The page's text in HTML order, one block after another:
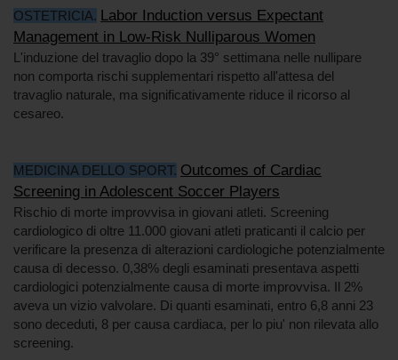
OSTETRICIA. Labor Induction versus Expectant
Management in Low-Risk Nulliparous Women
L'induzione del travaglio dopo la 39° settimana nelle nullipare
non comporta rischi supplementari rispetto all'attesa del
travaglio naturale, ma significativamente riduce il ricorso al
cesareo.
MEDICINA DELLO SPORT. Outcomes of Cardiac
Screening in Adolescent Soccer Players
Rischio di morte improvvisa in giovani atleti. Screening
cardiologico di oltre 11.000 giovani atleti praticanti il calcio per
verificare la presenza di alterazioni cardiologiche potenzialmente
causa di decesso. 0,38% degli esaminati presentava aspetti
cardiologici potenzialmente causa di morte improvvisa. Il 2%
aveva un vizio valvolare. Di quanti esaminati, entro 6,8 anni 23
sono deceduti, 8 per causa cardiaca, per lo piu' non rilevata allo
screening.